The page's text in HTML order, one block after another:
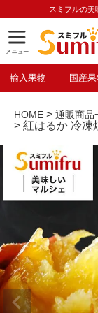
スミフルの
輸入果物 国産果
HOME 通販商品
紅はるか 冷凍